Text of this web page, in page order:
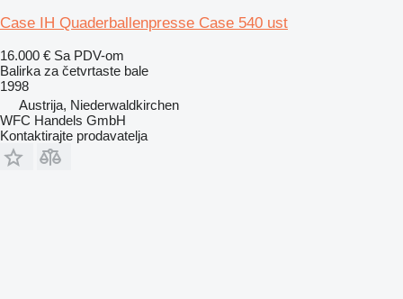
Case IH Quaderballenpresse Case 540 ust
16.000 € Sa PDV-om
Balirka za četvrtaste bale
1998
Austrija, Niederwaldkirchen
WFC Handels GmbH
Kontaktirajte prodavatelja